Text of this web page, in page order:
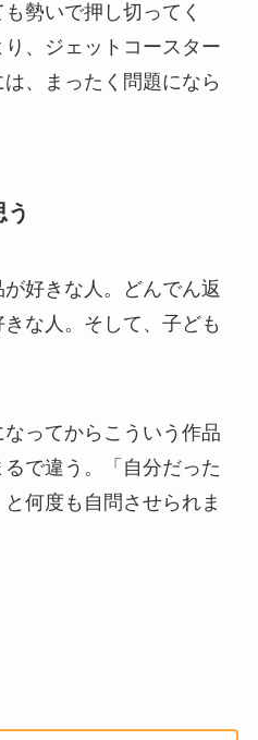
勢いで押し切ってく
、ジェットコースター
、まったく問題になら
好きな人。どんでん返
な人。そして、子ども
ってからこういう作品
で違う。「自分だった
何度も自問させられま